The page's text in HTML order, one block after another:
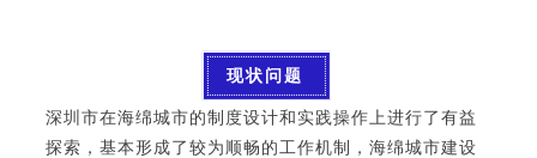
现状问题
深圳市在海绵城市的制度设计和实践操作上进行了有益
探索，基本形成了较为顺畅的工作机制，海绵城市建设